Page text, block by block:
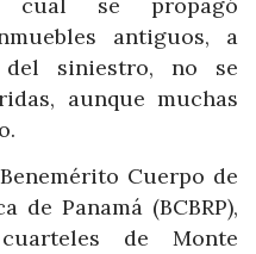
antiguos, a
siniestro, no se
aunque muchas
Cuerpo de
de Panamá (BCBRP),
de Monte